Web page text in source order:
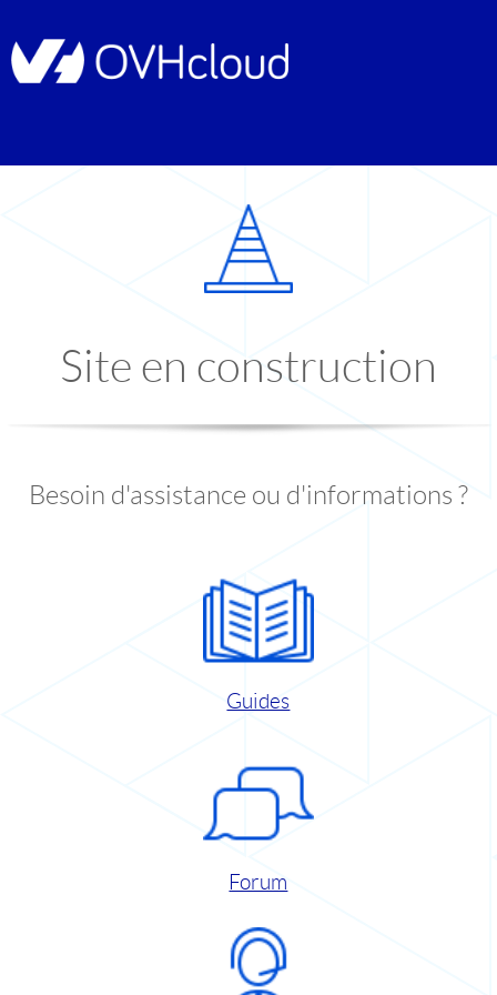
Site en construction
Besoin d'assistance ou d'informations ?
Guides
Forum